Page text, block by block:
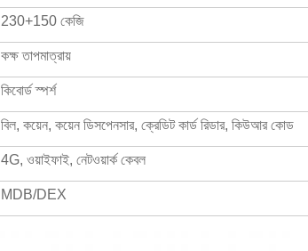
230+150 কেজি
কক্ষ তাপমাত্রায়
কিবোর্ড স্পর্শ
বিল, কয়েন, কয়েন ডিসপেনসার, ক্রেডিট কার্ড রিডার, কিউআর কোড
4G, ওয়াইফাই, নেটওয়ার্ক কেবল
MDB/DEX